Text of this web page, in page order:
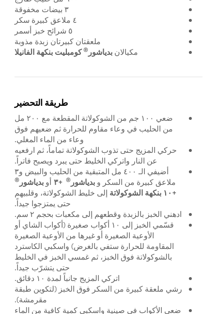
٣ بيضات مخفوقة
٤ ملاعق كبيرة سكر
٥ شرائح خبز أسمر
ملعقتان كبيرتان زبدة مذوبة
مكيالان بدياشور ®كومبليت بنكهة الفانيلا
طريقة التحضير
ضعي ١٠٠ جم من الشوكولاتة المقطعة مع ٢٠٠ مل
من الحليب في وعاء مقاوم للحرارة ثم ضعيهم فوق
وعاء من الماء المغلي.
حركي المزيج حتى تذوب الشوكولاتة تماماً، ثم ارفعيه
عن النار واتركي الخليط حتى يبرد ويصبح فاتراً.
أضيفي الـ ٤٠٠ مل المتبقية من الحليب والبيض و٣
ملاعق كبيرة من السكر و بدياشور ® +٣ أو بدياشور ®
+١٠ بنكهة الشوكولاتة
إلى خليط الشوكولاتة، وقلبيهم
حتى يمتزجوا جيداً.
ادهني الخبز بالزبدة وقطعهم إلى مكعبات بحجم ٢ سم.
قسّمي الخبز إلى ١٠ أكواب صغيرة (أكواب الشاي أو
الأوعية الصغيرة أو غيرها من الأوعية الصغيرة
المقاومة للحرارة ستفي بالغرض) واسكبي الكاسترد
بالشوكولاتة فوق الخبز، ثم غمسي الخبز في الخليط
حتى يتشرّب جيداً.
اتركي المزيج جانباً لمدة ١٠ دقائق.
رشي ملعقة كبيرة من السكر فوق الخبز (لتكوين طبقة
مقرمشة).
ضعي الأكواب في صينية واسكبي كمية كافية من الماء